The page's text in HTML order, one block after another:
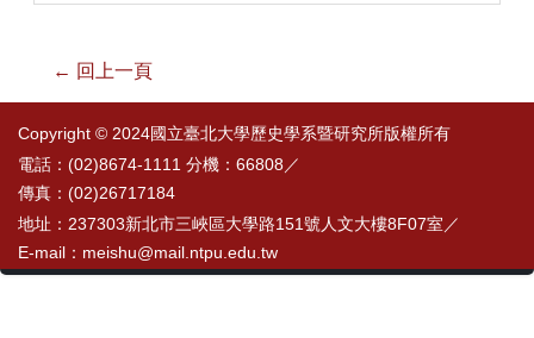
← 回上一頁
Copyright © 2024國立臺北大學歷史學系暨研究所版權所有
電話：(02)8674-1111 分機：66808／
傳真：(02)26717184
地址：237303新北市三峽區大學路151號人文大樓8F07室／
E-mail：meishu@mail.ntpu.edu.tw